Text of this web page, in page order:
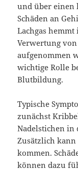
und über einen
Schäden an
Lachgas
Verwertung
aufgenommen
wichtige Rolle
Blutbildung.
Typische
zunächst
Nadelstichen in
Zusätzlich
kommen.
können dazu